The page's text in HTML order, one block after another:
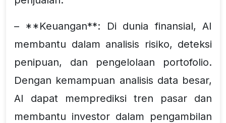
– **Keuangan**: Di dunia finansial, AI
membantu dalam analisis risiko, deteksi
penipuan, dan pengelolaan portofolio.
Dengan kemampuan analisis data besar,
AI dapat memprediksi tren pasar dan
membantu investor dalam pengambilan